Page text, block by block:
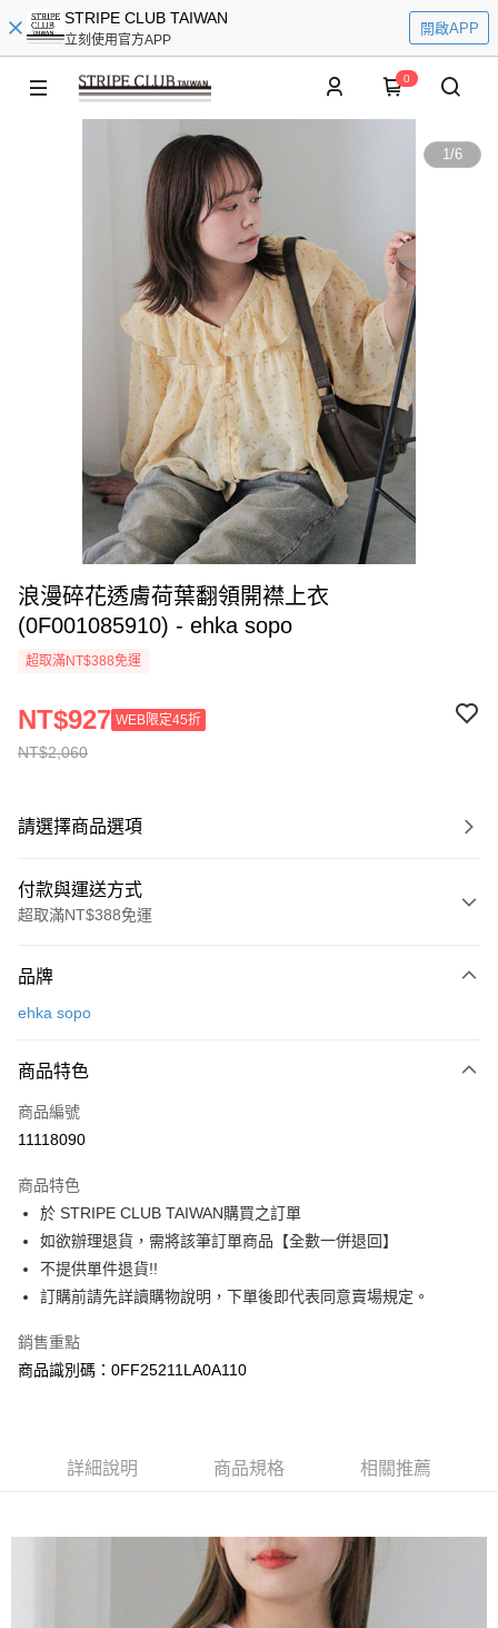
STRIPE CLUB TAIWAN
立刻使用官方APP
開啟APP
0
1/6
浪漫碎花透膚荷葉翻領開襟上衣
(0F001085910) - ehka sopo
超取滿NT$388免運
NT$2,060
NT$927 WEB限定45折
請選擇商品選項
付款與運送方式
超取滿NT$388免運
信用卡一次付款
3 期 0 利率 每期
合作金庫商業銀行
上海商業儲蓄銀行
臺灣中小企業銀行
匯豐（台灣）商業銀行
華泰商業銀行
聯邦商業銀行
遠東國際商業銀行
元大商業銀行
玉山商業銀行
星展（台灣）商業銀行
台灣樂天信用卡公司
超商取貨付款
LINE Pay
Apple Pay
街口支付
悠遊付
大哥付你分期
相關說明
流程，驗證手機門號後，選擇欲分期的期數、繳款截止日，確認付款後即完
消。如遇「轉專審核」未通過狀況，表示未達大哥付你分期系統評分，恕無
1.分期款項不併入電信帳單，「大哥付你分期」於每月結算日後寄送繳費提
【關於「AFTEE先享後付」】
１．簡單：不需註冊會員、不需綁卡、不需儲值。
２．便利：只要手機號碼，簡訊認證，即可結帳。
３．安心：先確認商品／服務後，再付款。
【「AFTEE先享後付」結帳流程】
每筆NT$60，滿NT$388(含以上)免運費
品牌
ehka sopo
商品特色
商品編號
11118090
商品特色
於 STRIPE CLUB TAIWAN購買之訂單
如欲辦理退貨，需將該筆訂單商品【全數一併退回】
不提供單件退貨!!
訂購前請先詳讀購物說明，下單後即代表同意賣場規定。
銷售重點
商品識別碼：0FF25211LA0A110
詳細說明 商品規格 相關推薦